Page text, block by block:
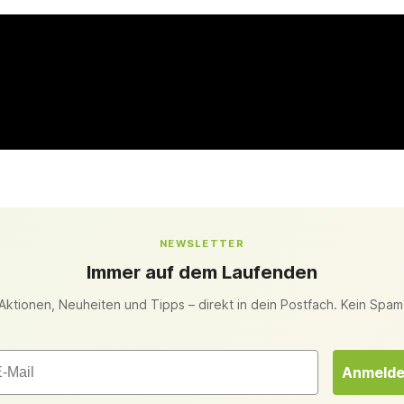
NEWSLETTER
Immer auf dem Laufenden
Neuheiten und Tipps – direkt in dein Postfach. Kein